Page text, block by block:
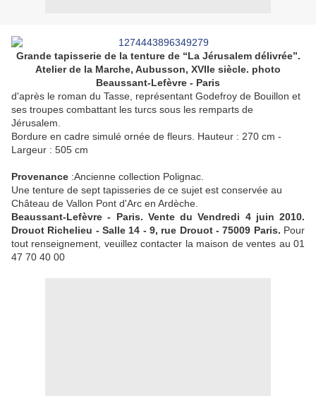
Grande tapisserie de la tenture de “La Jérusalem délivrée”.
Atelier de la Marche, Aubusson, XVIIe siècle. photo
Beaussant-Lefèvre - Paris
d'après le roman du Tasse, représentant Godefroy de Bouillon et
ses troupes combattant les turcs sous les remparts de
Jérusalem.
Bordure en cadre simulé ornée de fleurs. Hauteur : 270 cm -
Largeur : 505 cm
Provenance :Ancienne collection Polignac.
Une tenture de sept tapisseries de ce sujet est conservée au
Château de Vallon Pont d'Arc en Ardèche.
Beaussant-Lefèvre - Paris. Vente du Vendredi 4 juin 2010.
Drouot Richelieu - Salle 14 - 9, rue Drouot - 75009 Paris. Pour
tout renseignement, veuillez contacter la maison de ventes au 01
47 70 40 00